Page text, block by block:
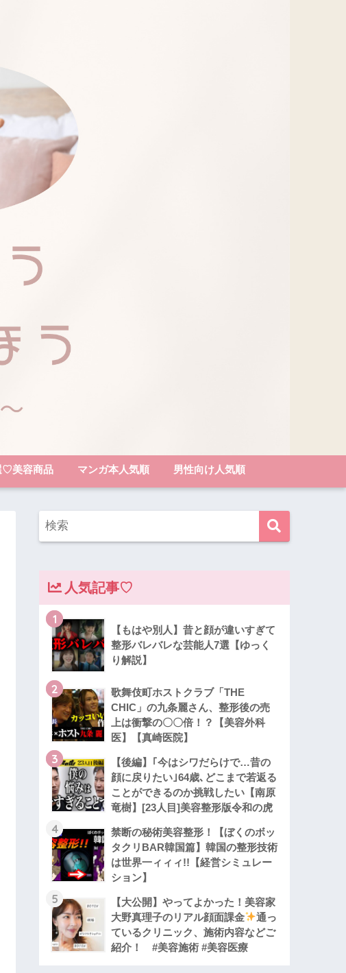
♡美容商品 マンガ本人気順 男性向け人気順
人気記事♡
1
【もはや別人】昔と顔が違いすぎて
整形バレバレな芸能人7選【ゆっく
り解説】
2
歌舞伎町ホストクラブ「THE
CHIC」の九条麗さん、整形後の売
上は衝撃の〇〇倍！？【美容外科
医】【真崎医院】
3
【後編】｢今はシワだらけで…昔の
顔に戻りたい｣64歳､どこまで若返る
ことができるのか挑戦したい【南原
竜樹】[23人目]美容整形版令和の虎
4
禁断の秘術美容整形！【ぼくのボッ
タクリBAR韓国篇】韓国の整形技術
は世界一ィィィ!!【経営シミュレー
ション】
5
【大公開】やってよかった！美容家
大野真理子のリアル顔面課金
通っ
ているクリニック、施術内容などご
紹介！ #美容施術 #美容医療